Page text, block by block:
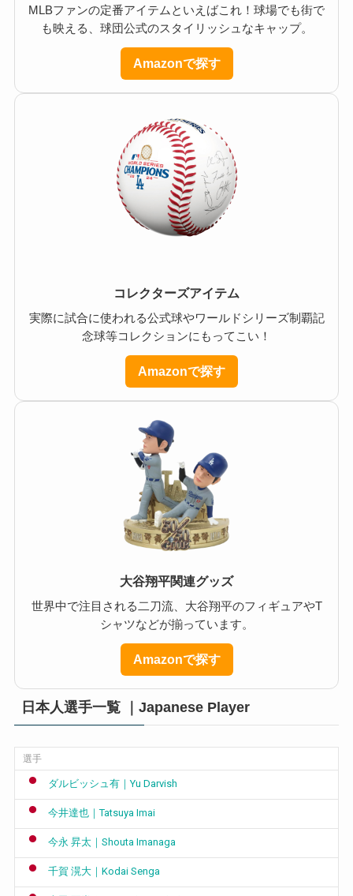
MLBファンの定番アイテムといえばこれ！球場でも街で
も映える、球団公式のスタイリッシュなキャップ。
Amazonで探す
コレクターズアイテム
実際に試合に使われる公式球やワールドシリーズ制覇記
念球等コレクションにもってこい！
Amazonで探す
大谷翔平関連グッズ
世界中で注目される二刀流、大谷翔平のフィギュアやT
シャツなどが揃っています。
Amazonで探す
日本人選手一覧 ｜Japanese Player
選手
ダルビッシュ有｜Yu Darvish
今井達也｜Tatsuya Imai
今永 昇太｜Shouta Imanaga
千賀 滉大｜Kodai Senga